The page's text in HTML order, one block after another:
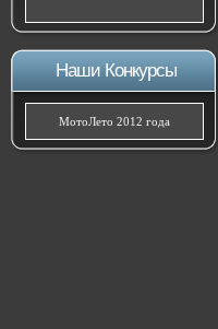
Наши Конкурсы
МотоЛето 2012 года